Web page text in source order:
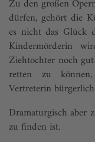
Zu den großen
dürfen, gehört die
es nicht das Glück
Kindermörderin
Ziehtochter noch
retten zu
Vertreterin
Dramaturgisch aber
zu finden ist.